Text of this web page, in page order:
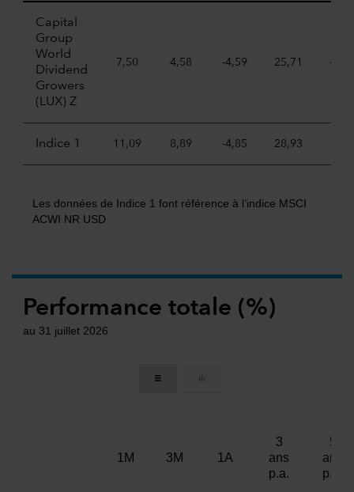
Capital
Group
World
Dividend
Growers
(LUX) Z
7,50 4,58 -4,59 25,71 -2,78
Indice 1 11,09 8,89 -4,85 28,93
Les données de Indice 1 font référence à l’indice MSCI
ACWI NR USD
Performance totale (%)
au 31 juillet 2026
1M 3M 1A
3
ans
p.a.
5
ans
p.a.